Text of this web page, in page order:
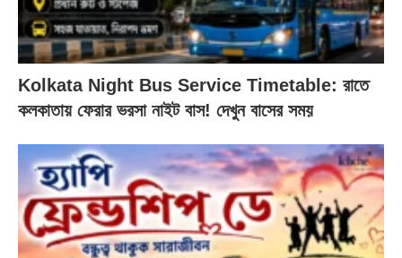
Kolkata Night Bus Service Timetable: রাতে
কলকাতায় ফেরার ভরসা নাইট বাস! দেখুন বাসের সময়